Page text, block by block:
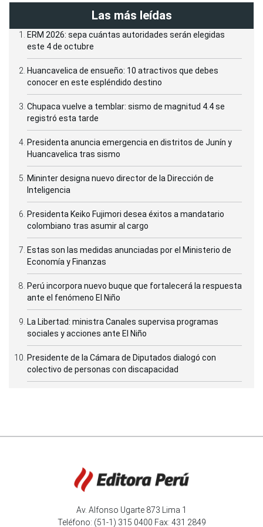
Las más leídas
ERM 2026: sepa cuántas autoridades serán elegidas
este 4 de octubre
Huancavelica de ensueño: 10 atractivos que debes
conocer en este espléndido destino
Chupaca vuelve a temblar: sismo de magnitud 4.4 se
registró esta tarde
Presidenta anuncia emergencia en distritos de Junín y
Huancavelica tras sismo
Mininter designa nuevo director de la Dirección de
Inteligencia
Presidenta Keiko Fujimori desea éxitos a mandatario
colombiano tras asumir al cargo
Estas son las medidas anunciadas por el Ministerio de
Economía y Finanzas
Perú incorpora nuevo buque que fortalecerá la respuesta
ante el fenómeno El Niño
La Libertad: ministra Canales supervisa programas
sociales y acciones ante El Niño
Presidente de la Cámara de Diputados dialogó con
colectivo de personas con discapacidad
Av. Alfonso Ugarte 873 Lima 1
Teléfono: (51-1) 315 0400 Fax: 431 2849